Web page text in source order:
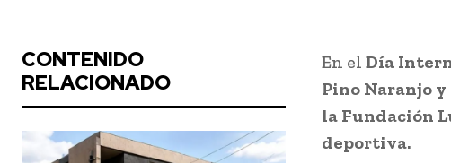
CONTENIDO
RELACIONADO
En el Día
Pino Naranjo
la Fundación
deportiva.